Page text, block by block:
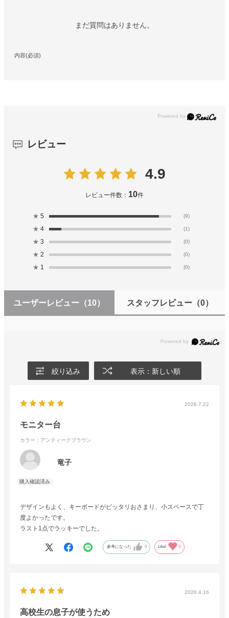
まだ質問はありません。
内容(必須)
レビュー
4.9
レビュー件数： 10件
★ 5 (9)
★ 4 (1)
★ 3 (0)
★ 2 (0)
★ 1 (0)
ユーザーレビュー （10） スタッフレビュー（0）
絞り込み 表示：新しい順
2026.7.22
モニター台
カラー：アンティークブラウン
竜子
デザインもよく、キーボードがピッタリおさまり、小スペースで丁
度よかったです。
ラスト1点でラッキーでした。
参考になった 0 Like! 0
2026.4.16
高校生の息子が使うため